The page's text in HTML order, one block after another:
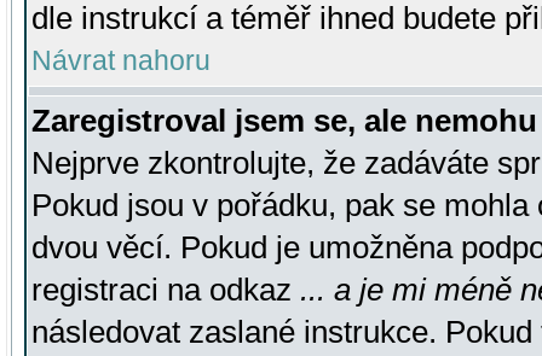
dle instrukcí a téměř ihned budete
Návrat nahoru
Zaregistroval jsem se, ale
Nejprve zkontrolujte, že zadáváte
Pokud jsou v pořádku, pak se
dvou věcí. Pokud je umožněna
registraci na odkaz ... a je mi méně
následovat zaslané instrukce.